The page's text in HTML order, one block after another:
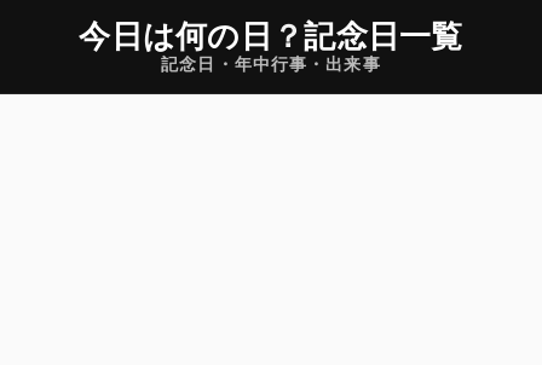
今日は何の日 ？記念日一覧
記念日・年中行事・出来事